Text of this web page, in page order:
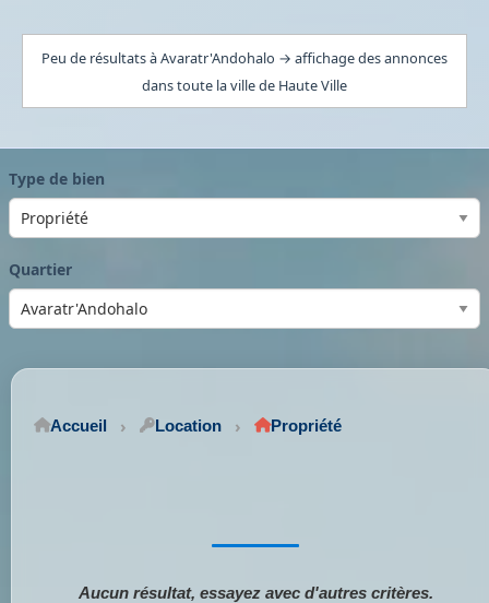
Peu de résultats à Avaratr'Andohalo → affichage des annonces
dans toute la ville de Haute Ville
Type de bien
Quartier
Accueil Location Propriété
Aucun résultat, essayez avec d'autres critères.